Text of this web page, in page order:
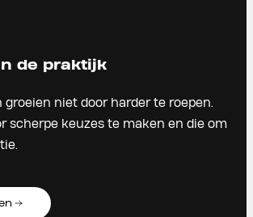
de praktijk
groeien niet door harder te roepen.
scherpe keuzes te maken en die om